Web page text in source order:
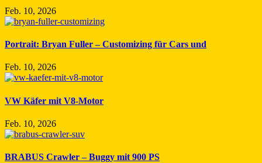
Feb. 10, 2026
Portrait: Bryan Fuller – Customizing für Cars und
Feb. 10, 2026
VW Käfer mit V8-Motor
Feb. 10, 2026
BRABUS Crawler – Buggy mit 900 PS